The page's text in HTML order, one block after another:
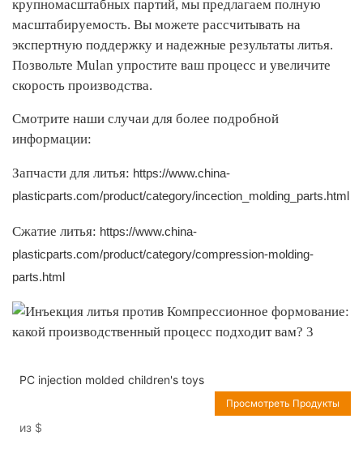
крупномасштабных партий, мы предлагаем полную
масштабируемость. Вы можете рассчитывать на
экспертную поддержку и надежные результаты литья.
Позвольте Mulan упростите ваш процесс и увеличите
скорость производства.
Смотрите наши случаи для более подробной
информации:
Запчасти для литья: https://www.china-
plasticparts.com/product/category/incection_molding_parts.html
Сжатие литья: https://www.china-
plasticparts.com/product/category/compression-molding-
parts.html
PC injection molded children's toys
из $
Просмотреть Продукты